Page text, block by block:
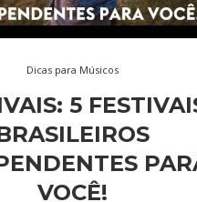
Dicas para Músicos
5
VOCÊ!